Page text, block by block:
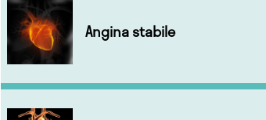
Angina stabile